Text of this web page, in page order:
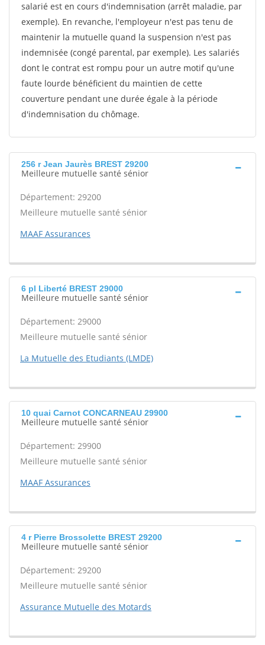
salarié est en cours d'indemnisation (arrêt maladie, par
exemple). En revanche, l'employeur n'est pas tenu de
maintenir la mutuelle quand la suspension n'est pas
indemnisée (congé parental, par exemple). Les salariés
dont le contrat est rompu pour un autre motif qu'une
faute lourde bénéficient du maintien de cette
couverture pendant une durée égale à la période
d'indemnisation du chômage.
256 r Jean Jaurès BREST 29200
Meilleure mutuelle santé sénior
Département: 29200
Meilleure mutuelle santé sénior
MAAF Assurances
6 pl Liberté BREST 29000
Meilleure mutuelle santé sénior
Département: 29000
Meilleure mutuelle santé sénior
La Mutuelle des Etudiants (LMDE)
10 quai Carnot CONCARNEAU 29900
Meilleure mutuelle santé sénior
Département: 29900
Meilleure mutuelle santé sénior
MAAF Assurances
4 r Pierre Brossolette BREST 29200
Meilleure mutuelle santé sénior
Département: 29200
Meilleure mutuelle santé sénior
Assurance Mutuelle des Motards